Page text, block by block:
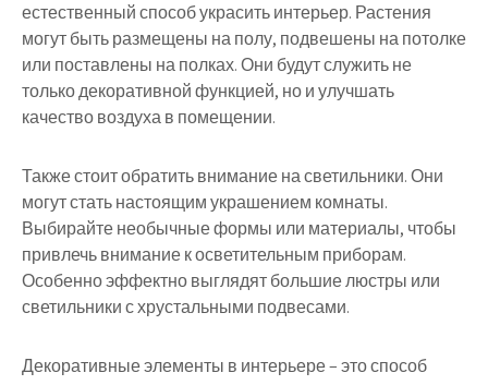
естественный способ украсить интерьер. Растения
могут быть размещены на полу, подвешены на потолке
или поставлены на полках. Они будут служить не
только декоративной функцией, но и улучшать
качество воздуха в помещении.
Также стоит обратить внимание на светильники. Они
могут стать настоящим украшением комнаты.
Выбирайте необычные формы или материалы, чтобы
привлечь внимание к осветительным приборам.
Особенно эффектно выглядят большие люстры или
светильники с хрустальными подвесами.
Декоративные элементы в интерьере – это способ